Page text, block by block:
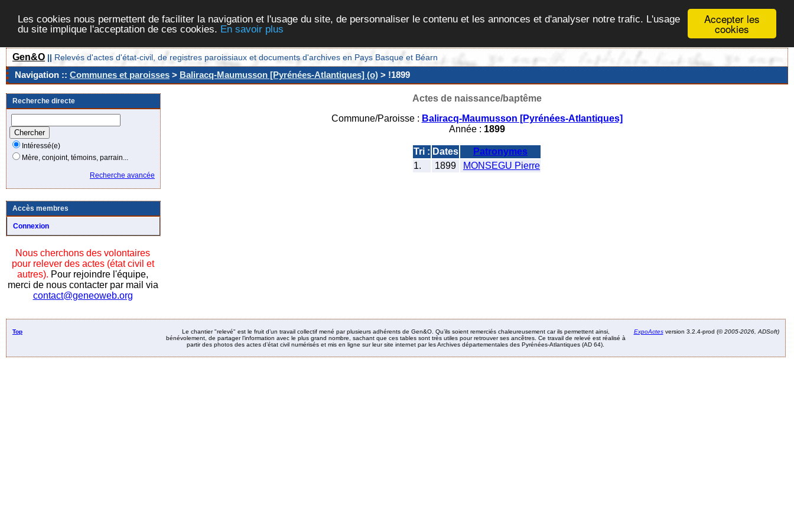
Accepter les
cookies
Les cookies nous permettent de faciliter la navigation et l'usage du site, de personnaliser le contenu et les annonces et d'analyser notre trafic. L'usage
du site implique l'acceptation de ces cookies. En savoir plus
Gen&O || Relevés d'actes d'état-civil, de registres paroissiaux et documents d'archives en Pays Basque et Béarn
Navigation :: Communes et paroisses > Baliracq-Maumusson [Pyrénées-Atlantiques] (o) > !1899
Recherche directe
Intéressé(e)
Mère, conjoint, témoins, parrain...
Recherche avancée
Accès membres
Connexion
Nous cherchons des volontaires
pour relever des actes (état civil et
autres). Pour rejoindre l'équipe,
merci de nous contacter par mail via
contact@geneoweb.org
Actes de naissance/baptême
Commune/Paroisse : Baliracq-Maumusson [Pyrénées-Atlantiques]
Année : 1899
Tri : Dates
Patronymes
1.
1899 MONSEGU Pierre
Top
Le chantier "relevé" est le fruit d’un travail collectif mené par plusieurs adhérents de Gen&O. Qu’ils soient remerciés chaleureusement car ils permettent ainsi,
bénévolement, de partager l’information avec le plus grand nombre, sachant que ces tables sont très utiles pour retrouver ses ancêtres. Ce travail de relevé est réalisé à
partir des photos des actes d’état civil numérisés et mis en ligne sur leur site internet par les Archives départementales des Pyrénées-Atlantiques (AD 64).
ExpoActesversion 3.2.4-prod (©2005-2026, ADSoft)